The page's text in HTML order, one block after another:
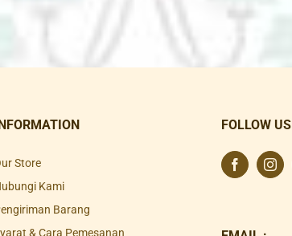
Store
Kami
Barang
& Cara Pemesanan
FOLLOW US